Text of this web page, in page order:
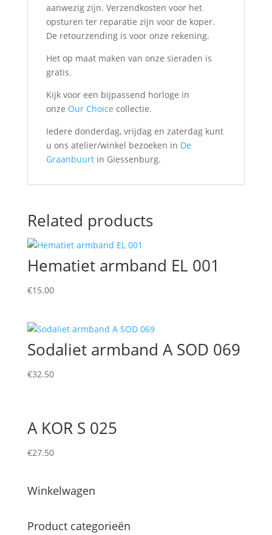
aanwezig zijn. Verzendkosten voor het
opsturen ter reparatie zijn voor de koper.
De retourzending is voor onze rekening.
Het op maat maken van onze sieraden is
gratis.
Kijk voor een bijpassend horloge in
onze Our Choice collectie.
Iedere donderdag, vrijdag en zaterdag kunt
u ons atelier/winkel bezoeken in De
Graanbuurtin Giessenburg.
Related products
Hematiet armband EL 001
€15.00
Sodaliet armband A SOD 069
€32.50
A KOR S 025
€27.50
Winkelwagen
Product categorieën